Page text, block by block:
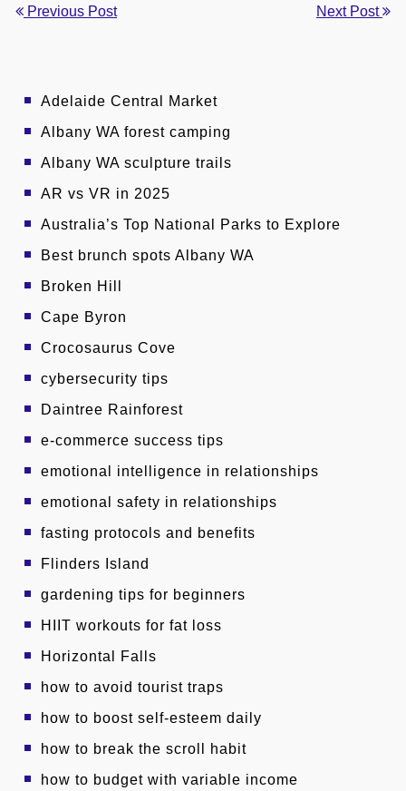
Previous Post Next Post
Adelaide Central Market
Albany WA forest camping
Albany WA sculpture trails
AR vs VR in 2025
Australia’s Top National Parks to Explore
Best brunch spots Albany WA
Broken Hill
Cape Byron
Crocosaurus Cove
cybersecurity tips
Daintree Rainforest
e-commerce success tips
emotional intelligence in relationships
emotional safety in relationships
fasting protocols and benefits
Flinders Island
gardening tips for beginners
HIIT workouts for fat loss
Horizontal Falls
how to avoid tourist traps
how to boost self-esteem daily
how to break the scroll habit
how to budget with variable income